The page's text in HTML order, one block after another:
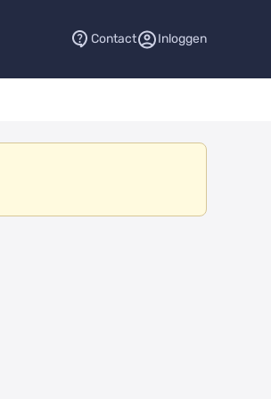
Contact Inloggen